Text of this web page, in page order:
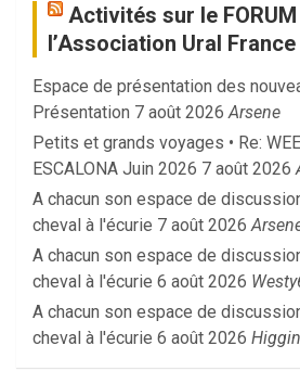
Activités sur le
l’Association Ural France
Espace de présentation des
Présentation 7 août 2026 Arsene
Petits et grands voyages • Re:
ESCALONA Juin 2026 7 août 2026
A chacun son espace de
cheval à l'écurie 7 août 2026
A chacun son espace de
cheval à l'écurie 6 août 2026
A chacun son espace de
cheval à l'écurie 6 août 2026